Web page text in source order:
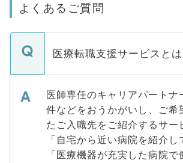
よくあるご質問
医療転職支援サービスとは
医師専任のキャリアパートナ
件などをおうかがいし、ご希
たご入職先をご紹介するサー
「自宅から近い病院を紹介し
「医療機器が充実した病院で